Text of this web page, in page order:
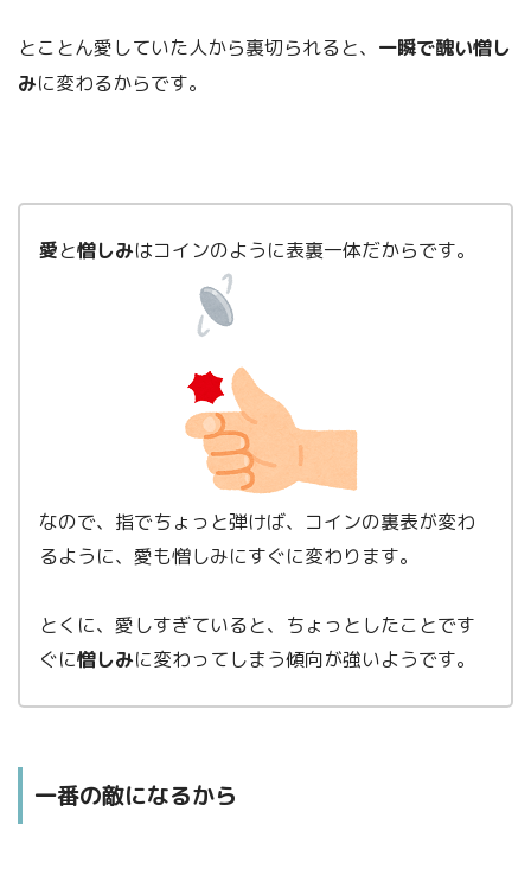
とことん愛していた人から裏切られると、 一瞬で醜い憎し
みに変わるからです。
愛と憎しみはコインのように表裏一体だからです。
なので、指でちょっと弾けば、コインの裏表が変わ
るように、愛も憎しみにすぐに変わります。
とくに、愛しすぎていると、ちょっとしたことです
ぐに憎しみに変わってしまう傾向が強いようです。
一番の敵になるから